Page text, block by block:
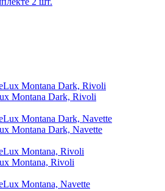
Montana Dark, Rivoli
Montana Dark, Navette
Montana, Rivoli